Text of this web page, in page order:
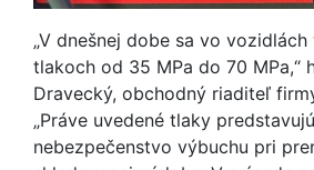
„V dnešnej dobe sa vo
tlakoch od 35 MPa do 70 MPa,“
Dravecký, obchodný riaditeľ
„Práve uvedené tlaky
nebezpečenstvo výbuchu pri